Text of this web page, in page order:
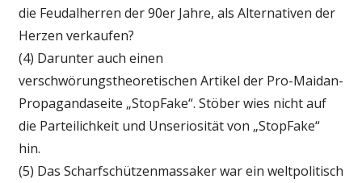
die Feudalherren der 90er Jahre, als Alternativen der
Herzen verkaufen?
(4) Darunter auch einen
verschwörungstheoretischen Artikel der Pro-Maidan-
Propagandaseite „StopFake“. Stöber wies nicht auf
die Parteilichkeit und Unseriosität von „StopFake“
hin.
(5) Das Scharfschützenmassaker war ein weltpolitisch